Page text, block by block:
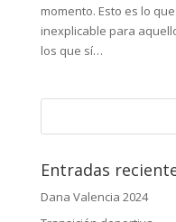
momento. Esto es lo
inexplicable para
los que sí…
Entradas
Dana Valencia 2024